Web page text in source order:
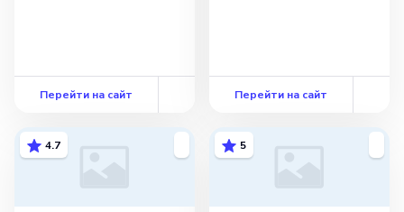
Перейти на сайт Перейти на сайт
4.7 5